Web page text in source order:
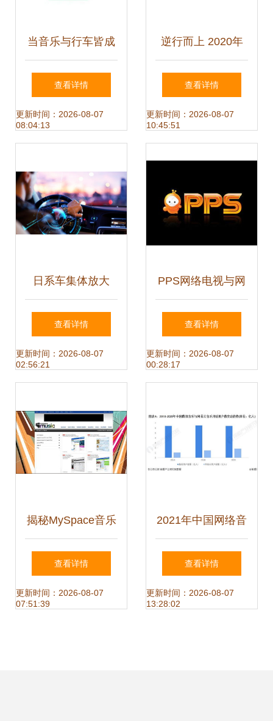
当音乐与行车皆成
往事 从威马停摆到
网络服务中断的双
查看详情
更新时间：2026-08-07
08:04:13
逆行而上 2020年
中国移动互联网秋
季大报告中的网络
查看详情
更新时间：2026-08-07
10:45:51
日系车集体放大
招，国产车如何突
围？
查看详情
更新时间：2026-08-07
02:56:21
PPS网络电视与网
络音乐服务的融合
数字娱乐新体验
查看详情
更新时间：2026-08-07
00:28:17
揭秘MySpace音乐
网站 野心昭著，功
能健全的网络音乐
查看详情
更新时间：2026-08-07
07:51:39
2021年中国网络音
乐行业市场规模与
竞争格局分析
查看详情
更新时间：2026-08-07
13:28:02